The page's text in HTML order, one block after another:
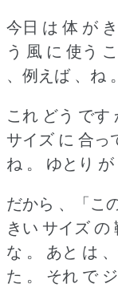
今日 は 体 が
う 風 に 使う
、例えば 、ね 。
これ どう です
サイズ に 合っ
ね 。
ゆとり が
だから 、「こ
きい サイズ の
な 。
あと は
た 。
それ で